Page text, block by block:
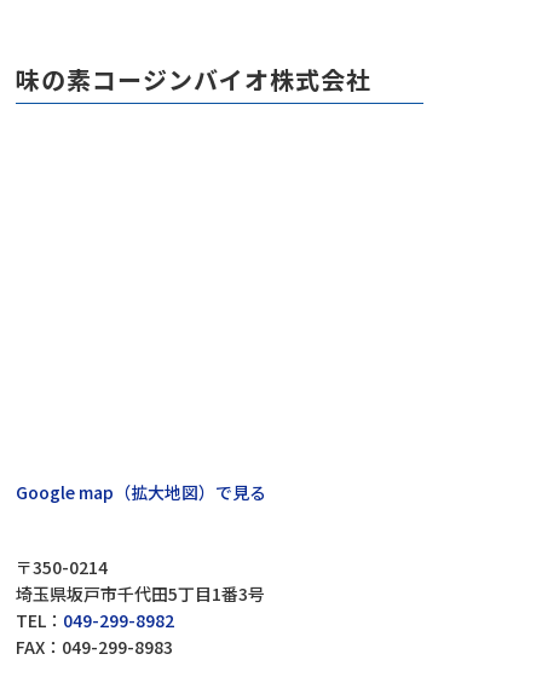
味の素コージンバイオ株式会社
Google map（拡大地図）で見る
〒350-0214
埼玉県坂戸市千代田5丁目1番3号
TEL： 049-299-8982
FAX：049-299-8983